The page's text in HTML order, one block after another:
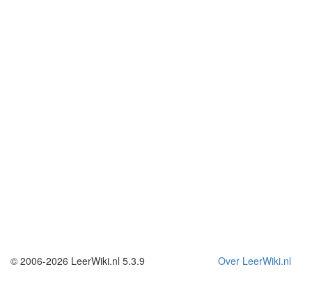
Over LeerWiki.nl
© 2006-2026 LeerWiki.nl 5.3.9